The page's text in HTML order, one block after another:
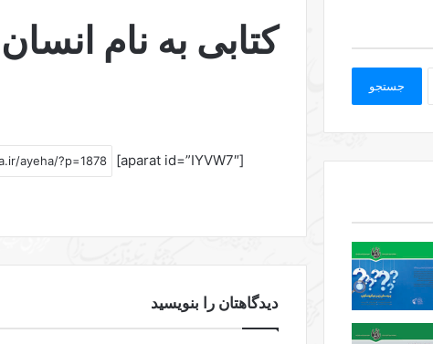
کتابی به نام انسان 7
[aparat id=”IYVW7″]
دیدگاهتان را بنویسید